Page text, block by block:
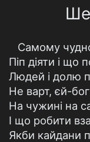
Самому
Піп діяти і що
Людей і долю
Не варт, єй-
На чужині на
І що робити
Якби кайдани